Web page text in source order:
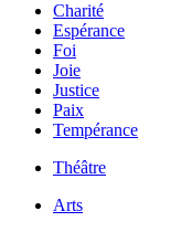
Charité
Espérance
Foi
Joie
Justice
Paix
Tempérance
Théâtre
Arts